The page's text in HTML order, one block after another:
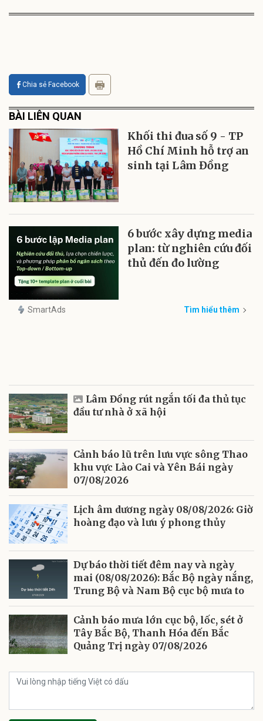
Chia sẻ Facebook
BÀI LIÊN QUAN
Khối thi đua số 9 - TP
Hồ Chí Minh hỗ trợ an
sinh tại Lâm Đồng
6 bước xây dựng media
plan: từ nghiên cứu đối
thủ đến đo lường
SmartAds Tìm hiểu thêm
Lâm Đồng rút ngắn tối đa thủ tục
đầu tư nhà ở xã hội
Cảnh báo lũ trên lưu vực sông Thao
khu vực Lào Cai và Yên Bái ngày
07/08/2026
Lịch âm dương ngày 08/08/2026: Giờ
hoàng đạo và lưu ý phong thủy
Dự báo thời tiết đêm nay và ngày
mai (08/08/2026): Bắc Bộ ngày nắng,
Trung Bộ và Nam Bộ cục bộ mưa to
Cảnh báo mưa lớn cục bộ, lốc, sét ở
Tây Bắc Bộ, Thanh Hóa đến Bắc
Quảng Trị ngày 07/08/2026